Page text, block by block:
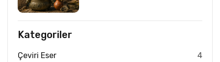
Kategoriler
Çeviri Eser 4